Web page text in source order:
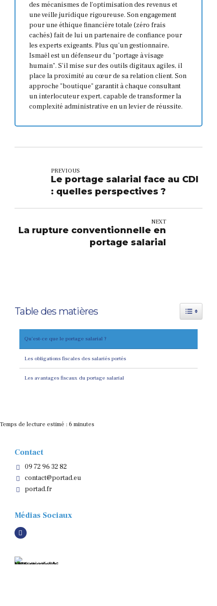
des mécanismes de l'optimisation des revenus et
une veille juridique rigoureuse. Son engagement
pour une éthique financière totale (zéro frais
cachés) fait de lui un partenaire de confiance pour
les experts exigeants. Plus qu'un gestionnaire,
Ismaël est un défenseur du "portage à visage
humain". S’il mise sur des outils digitaux agiles, il
place la proximité au cœur de sa relation client. Son
approche "boutique" garantit à chaque consultant
un interlocuteur expert, capable de transformer la
complexité administrative en un levier de réussite.
PREVIOUS
Le portage salarial face au CDI
: quelles perspectives ?
NEXT
La rupture conventionnelle en
portage salarial
Table des matières Toggle
Qu’est-ce que le portage salarial ?
Les obligations fiscales des salariés portés
Les avantages fiscaux du portage salarial
Temps de lecture estimé :6 minutes
Contact
09 72 96 32 82
contact@portad.eu
portad.fr
Médias Sociaux